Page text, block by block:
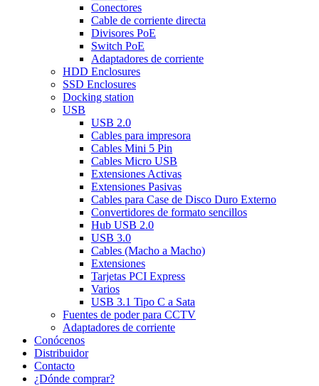
Conectores
Cable de corriente directa
Divisores PoE
Switch PoE
Adaptadores de corriente
HDD Enclosures
SSD Enclosures
Docking station
USB
USB 2.0
Cables para impresora
Cables Mini 5 Pin
Cables Micro USB
Extensiones Activas
Extensiones Pasivas
Cables para Case de Disco Duro Externo
Convertidores de formato sencillos
Hub USB 2.0
USB 3.0
Cables (Macho a Macho)
Extensiones
Tarjetas PCI Express
Varios
USB 3.1 Tipo C a Sata
Fuentes de poder para CCTV
Adaptadores de corriente
Conócenos
Distribuidor
Contacto
¿Dónde comprar?